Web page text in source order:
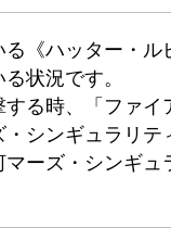
《ハッター・ル
状況です。
する時、「ファ
シンギュラリ
ーズ・シンギ